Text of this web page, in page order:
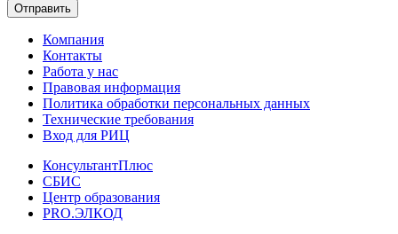
Отправить
Компания
Контакты
Работа у нас
Правовая информация
Политика обработки персональных данных
Технические требования
Вход для РИЦ
КонсультантПлюс
СБИС
Центр образования
PRO.ЭЛКОД